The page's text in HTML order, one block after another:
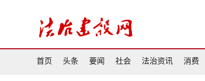
首页 头条 要闻 社会 法治资讯 消费